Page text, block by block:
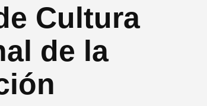
Cultura
de la